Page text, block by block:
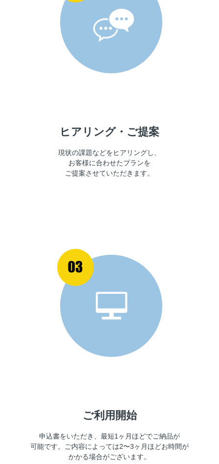
ヒアリング・ご提案
現状の課題などをヒアリングし、
お客様に合わせたプランを
ご提案させていただきます。
ご利用開始
申込書をいただき、最短1ヶ月ほどでご納品が
可能です。
ご内容によっては2〜3ヶ月ほどお時間が
かかる場合がございます。